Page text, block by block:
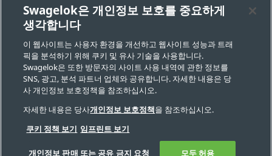
쿠키 기본 설정
개인정보 판매 또는 공유 금지 요청
Copyright 2026 Swagelok Company. All rights reserved.
Swagelok은 개인정보 보호를 중요하게
생각합니다
이 웹사이트는 사용자 환경을 개선하고 웹사이트 성능과 트래
픽을 분석하기 위해 쿠키 및 유사 기술을 사용합니다.
Swagelok은 또한 방문자의 사이트 사용 내역에 관한 정보를
SNS, 광고, 분석 파트너 업체와 공유합니다. 자세한 내용은 당
사 개인정보 보호정책을 참조하십시오.
자세한 내용은 당사개인정보 보호정책을 참조하십시오.
쿠키 정책 보기 임프린트 보기
개인정보 판매 또는 공유 금지 요청 모두 허용